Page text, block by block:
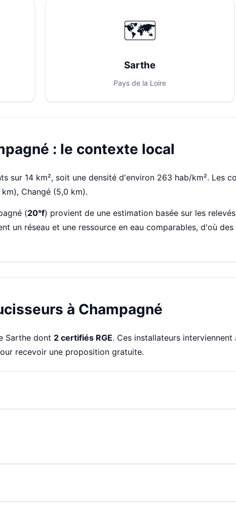
🗺️
Sarthe
Pays de la Loire
: le contexte local
sur 14 km², soit une densité d'environ 263 hab/km². Les
Changé (5,0 km).
(20°f) provient de une estimation basée sur les
un réseau et une ressource en eau comparables, d'où
à Champagné
Sarthe dont 2 certifiés RGE. Ces installateurs
recevoir une proposition gratuite.